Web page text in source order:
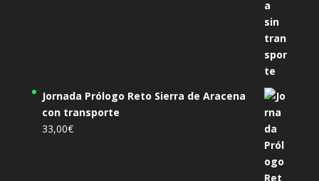
Jornada Prólogo Reto Sierra de Aracena
con transporte
33,00€